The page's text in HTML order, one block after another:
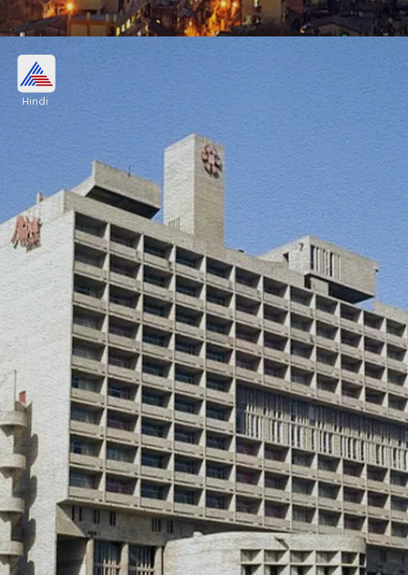
औसत खर्च प्रति व्यक्ति - 4500 रुपए (होटल+खाना)
Image credits: Shutterstock
Hindi